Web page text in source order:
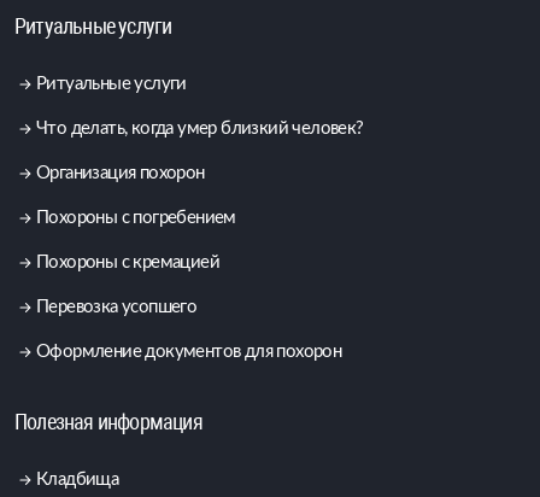
Ритуальные услуги
Ритуальные услуги
Что делать, когда умер близкий человек?
Организация похорон
Похороны с погребением
Похороны с кремацией
Перевозка усопшего
Оформление документов для похорон
Полезная информация
Кладбища